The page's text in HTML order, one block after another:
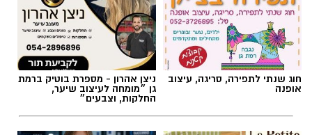
חוג שנתי לתפירה, סריגה, עיצוב
אופנה
ניצן אהרון - מספרת בוטיק ברמת
גן ״מומחה לעיצוב שיער,
החלקות, וצבעים״